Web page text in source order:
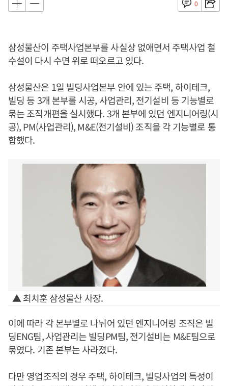
0
삼성물산이 주택사업본부를 사실상 없애면서 주택사업 철
수설이 다시 수면 위로 떠오르고 있다.
삼성물산은 1일 빌딩사업본부 안에 있는 주택, 하이테크,
빌딩 등 3개 본부를 시공, 사업관리, 전기설비 등 기능별로
묶는 조직개편을 실시했다. 3개 본부에 있던 엔지니어링(시
공), PM(사업관리), M&E(전기설비) 조직을 각 기능별로 통
합했다.
▲ 최치훈 삼성물산 사장.
이에 따라 각 본부별로 나뉘어 있던 엔지니어링 조직은 빌
딩ENG팀, 사업관리는 빌딩PM팀, 전기설비는 M&E팀으로
묶였다. 기존 본부는 사라졌다.
다만 영업조직의 경우 주택, 하이테크, 빌딩사업의 특성이